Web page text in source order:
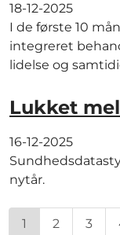
18-12-2025
I de første 10
integreret
lidelse og
Lukket
16-12-2025
nytår.
1 2 3